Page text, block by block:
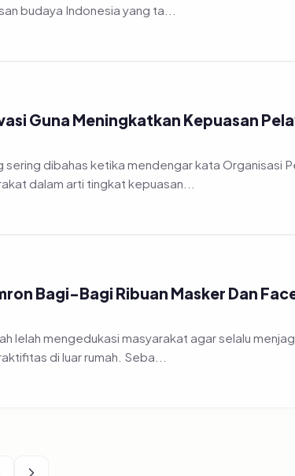
budaya Indonesia yang ta...
Guna Meningkatkan Kepuasan
sering dibahas ketika mendengar kata Organisasi
dalam arti tingkat kepuasan...
Bagi-Bagi Ribuan Masker Dan
lelah mengedukasi masyarakat agar selalu
kesehatan, minimal memakai masker ketika beraktifitas di luar rumah. Seba...